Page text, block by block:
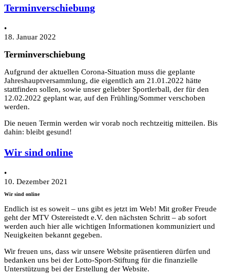
Terminverschiebung
•
18. Januar 2022
Terminverschiebung
Aufgrund der aktuellen Corona-Situation muss die geplante
Jahreshauptversammlung, die eigentlich am 21.01.2022 hätte
stattfinden sollen, sowie unser geliebter Sportlerball, der für den
12.02.2022 geplant war, auf den Frühling/Sommer verschoben
werden.
Die neuen Termin werden wir vorab noch rechtzeitig mitteilen. Bis
dahin: bleibt gesund!
Wir sind online
•
10. Dezember 2021
Wir sind online
Endlich ist es soweit – uns gibt es jetzt im Web! Mit großer Freude
geht der MTV Ostereistedt e.V. den nächsten Schritt – ab sofort
werden auch hier alle wichtigen Informationen kommuniziert und
Neuigkeiten bekannt gegeben.
Wir freuen uns, dass wir unsere Website präsentieren dürfen und
bedanken uns bei der Lotto-Sport-Stiftung für die finanzielle
Unterstützung bei der Erstellung der Website.